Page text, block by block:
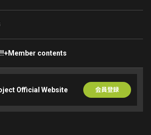
contents
Official Website 会員登録